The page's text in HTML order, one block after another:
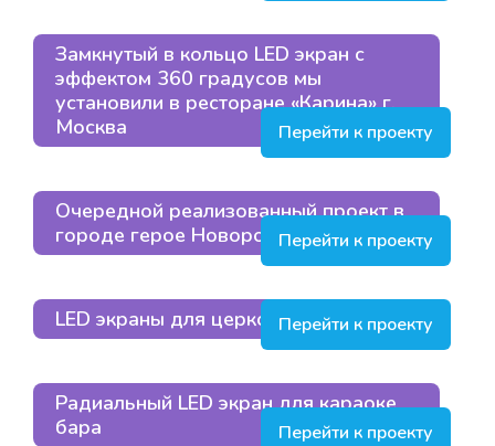
Замкнутый в кольцо LED экран с
эффектом 360 градусов мы
установили в ресторане «Карина» г.
Москва
Перейти к проекту
Очередной реализованный проект в
городе герое НовороссийскеПерейти к проекту
LED экраны для церковного храма
Перейти к проекту
Радиальный LED экран для караоке
бара
Перейти к проекту